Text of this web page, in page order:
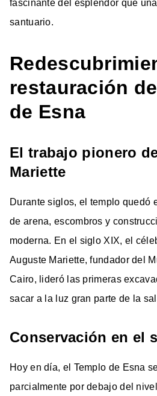
fascinante del esplendor que
santuario.
restauración
de Esna
El trabajo pionero
Mariette
Durante siglos, el templo quedó
de arena, escombros y
moderna. En el siglo XIX, el
Auguste Mariette, fundador del
Cairo, lideró las primeras
sacar a la luz gran parte de la
Conservación en el
Hoy en día, el Templo de Esna
parcialmente por debajo del